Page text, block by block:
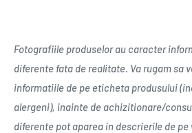
Fotografiile produselor au caracter
diferente fata de realitate. Va rugam sa
informatiile de pe eticheta produsului
alergeni), inainte de achizitionare/
diferente pot aparea in descrierile de